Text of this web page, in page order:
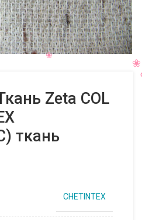
Zeta COL
ткань
CHETINTEX